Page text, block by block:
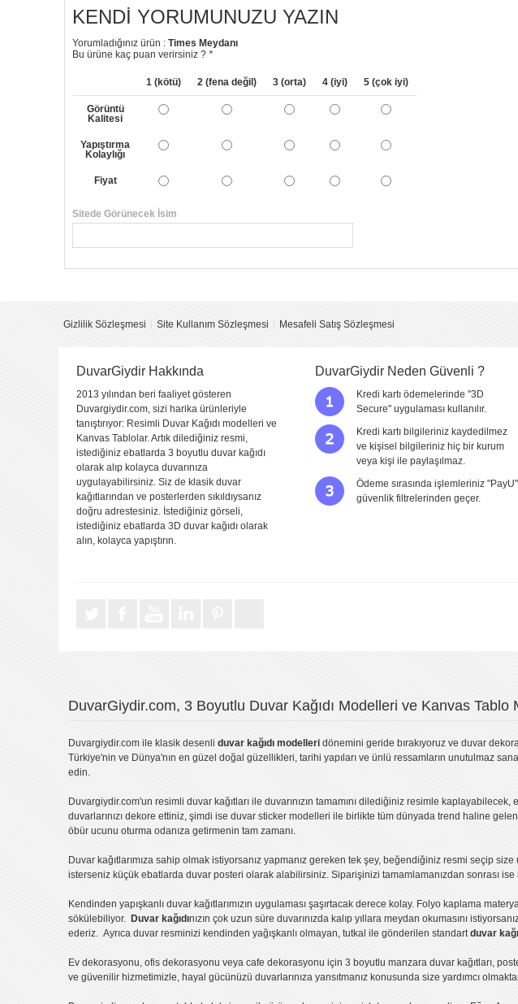
KENDI YORUMUNUZU YAZIN
Yorumladığınız ürün :Times Meydanı
Bu ürüne kaç puan verirsiniz ?*
1 (kötü) 2 (fena değil) 3 (orta) 4 (iyi) 5 (çok iyi)
Görüntü
Kalitesi
Yapıştırma
Kolaylığı
Fiyat
Sitede Görünecek İsim
Yorumu Gönder
Gizlilik Sözleşmesi Site Kullanım Sözleşmesi Mesafeli Satış Sözleşmesi
DuvarGiydir Hakkında
2013 yılından beri faaliyet gösteren
Duvargiydir.com, sizi harika ürünleriyle
tanıştırıyor: Resimli Duvar Kağıdı modelleri ve
Kanvas Tablolar. Artık dilediğiniz resmi,
istediğiniz ebatlarda 3 boyutlu duvar kağıdı
olarak alıp kolayca duvarınıza
uygulayabilirsiniz. Siz de klasik duvar
kağıtlarından ve posterlerden sıkıldıysanız
doğru adrestesiniz. İstediğiniz görseli,
istediğiniz ebatlarda 3D duvar kağıdı olarak
alın, kolayca yapıştırın.
DuvarGiydir Neden Güvenli ?
Kredi kartı ödemelerinde "3D
Secure" uygulaması kullanılır.
Kredi kartı bilgileriniz kaydedilmez
ve kişisel bilgileriniz hiç bir kurum
veya kişi ile paylaşılmaz.
Ödeme sırasında işlemleriniz "PayU"
güvenlik filtrelerinden geçer.
DuvarGiydir.com, 3 Boyutlu Duvar Kağıdı Modelleri ve Kanvas
Duvargiydir.com ile klasik desenli duvar kağıdı modelleri dönemini geride bırakıyoruz ve duvar
Türkiye'nin ve Dünya'nın en güzel doğal güzellikleri, tarihi yapıları ve ünlü ressamların unutulmaz
edin.
Duvargiydir.com'un resimli duvar kağıtları ile duvarınızın tamamını dilediğiniz resimle
duvarlarınızı dekore ettiniz, şimdi ise duvar sticker modelleri ile birlikte tüm dünyada trend haline
öbür ucunu oturma odanıza getirmenin tam zamanı.
Duvar kağıtlarımıza sahip olmak istiyorsanız yapmanız gereken tek şey, beğendiğiniz resmi seçip
isterseniz küçük ebatlarda duvar posteri olarak alabilirsiniz. Siparişinizi tamamlamanızdan sonrası ise
Kendinden yapışkanlı duvar kağıtlarımızın uygulaması şaşırtacak derece kolay. Folyo kaplama
sökülebiliyor. Duvar kağıdınızın çok uzun süre duvarınızda kalıp yıllara meydan okumasını
ederiz. Ayrıca duvar resminizi kendinden yağışkanlı olmayan, tutkal ile gönderilen standartduvar
Ev dekorasyonu, ofis dekorasyonu veya cafe dekorasyonu için 3 boyutlu manzara duvar kağıtları,
ve güvenilir hizmetimizle, hayal gücünüzü duvarlarınıza yansıtmanız konusunda size yardımcı